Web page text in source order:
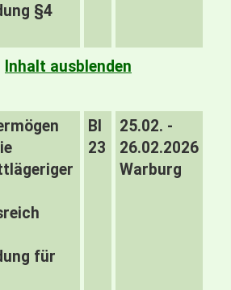
§4
Inhalt ausblenden
für
BI
23
25.02. -
26.02.2026
Warburg